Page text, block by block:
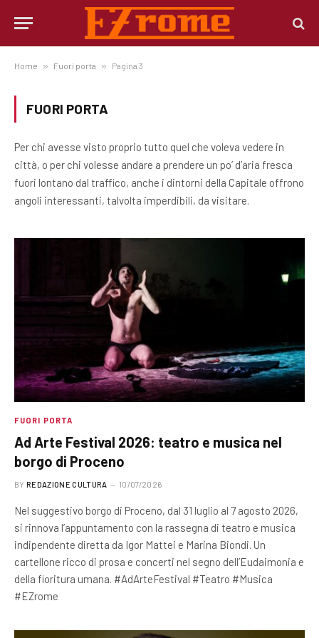
Home » Fuori porta » Pagina 3
FUORI PORTA
Per chi avesse visto proprio tutto quel che voleva vedere in
città, o per chi volesse andare a prendere un po’ d’aria fresca
fuori lontano dal traffico, anche i dintorni della Capitale offrono
angoli interessanti, talvolta imperdibili, da visitare.
FUORI PORTA
Ad Arte Festival 2026: teatro e musica nel
borgo di Proceno
BY REDAZIONE CULTURA 10/07/2026
Nel suggestivo borgo di Proceno, dal 31 luglio al 7 agosto 2026,
si rinnova l’appuntamento con la rassegna di teatro e musica
indipendente diretta da Igor Mattei e Marina Biondi. Un
cartellone ricco di prosa e concerti nel segno dell’Eudaimonia e
della fioritura umana. #AdArteFestival #Teatro #Musica
#EZrome